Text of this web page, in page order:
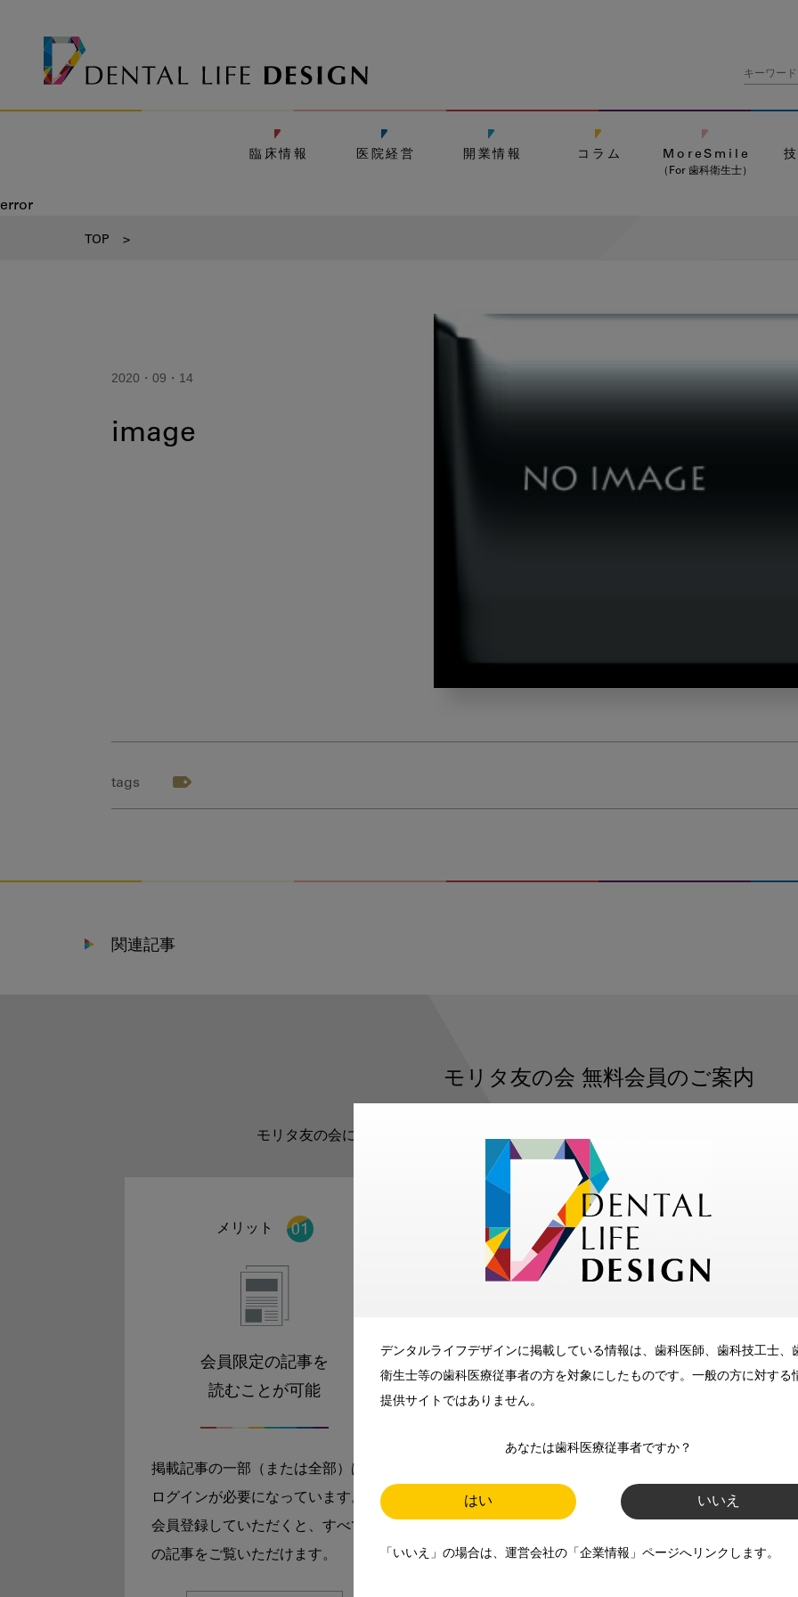
デンタルライフデザインに掲載している情報は、歯科医師、歯科技工士、
衛生士等の歯科医療従事者の方を対象にしたものです。一般の方に対する
提供サイトではありません。
あなたは歯科医療従事者ですか？
はい いいえ
「いいえ」の場合は、運営会社の「企業情報」ページへリンクします。
臨床情報 医院経営 開業情報 コラム MoreSmile
（For 歯科衛生士）
error
TOP >
2020・09・14
image
tags
関連記事
モリタ友の会 無料会員のご案内
モリタ友の会に登録いただくと、デンタルライフデザインをもっと便利にご利用い
メリット
会員限定の記事を
読むことが可能
掲載記事の一部（または全部）は
ログインが必要になっています。
会員登録していただくと、すべて
の記事をご覧いただけます。
メリット
メールマガジンでお届け
師、歯科衛生士、歯科技工士）に
お届けします。